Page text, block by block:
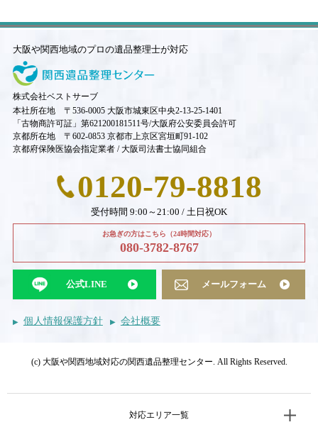
大阪や関西地域のプロの遺品整理士が対応
株式会社ベストサーブ
本社所在地 〒536-0005 大阪市城東区中央2-13-25-1401
「古物商許可証」第621200181511号/大阪府公安委員会許可
京都所在地 〒602-0853 京都市上京区宮垣町91-102
京都府保険医協会指定業者 / 大阪司法書士協同組合
0120-79-8818
受付時間 9:00～21:00 / 土日祝OK
お急ぎの方はこちら（24時間対応）
080-3782-8767
公式LINE メールフォーム
個人情報保護方針 会社概要
(c) 大阪や関西地域対応の関西遺品整理センター. All Rights Reserved.
対応エリア一覧